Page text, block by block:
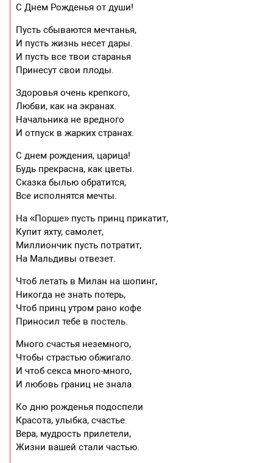
С Днем Рожденья от души!
Пусть сбываются мечтанья,
И пусть жизнь несет дары.
И пусть все твои старанья
Принесут свои плоды.
Здоровья очень крепкого,
Любви, как на экранах.
Начальника не вредного
И отпуск в жарких странах.
С днем рождения, царица!
Будь прекрасна, как цветы.
Сказка былью обратится,
Все исполнятся мечты.
На «Порше» пусть принц прикатит,
Купит яхту, самолет,
Миллиончик пусть потратит,
На Мальдивы отвезет.
Чтоб летать в Милан на шопинг,
Никогда не знать потерь,
Чтоб принц утром рано кофе
Приносил тебе в постель.
Много счастья неземного,
Чтобы страстью обжигало.
И чтоб секса много-много,
И любовь границ не знала.
Ко дню рожденья подоспели
Красота, улыбка, счастье.
Вера, мудрость прилетели,
Жизни вашей стали частью.